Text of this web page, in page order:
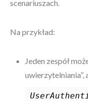
scenariuszach.
Na przykład:
Jeden zespół
uwierzytelniania”,